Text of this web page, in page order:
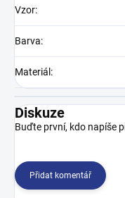
Vzor:
Barva:
Materiál :
Diskuze
Buďte první, kdo napíše
Přidat komentář